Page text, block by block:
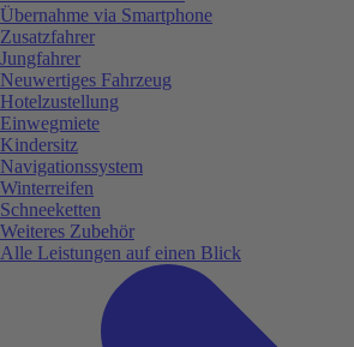
Übernahme via Smartphone
Zusatzfahrer
Jungfahrer
Neuwertiges Fahrzeug
Hotelzustellung
Einwegmiete
Kindersitz
Navigationssystem
Winterreifen
Schneeketten
Weiteres Zubehör
Alle Leistungen auf einen Blick